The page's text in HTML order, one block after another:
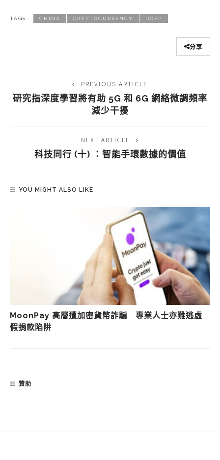
TAGS : CHINA CRYPTOCURRENCY DCEP
分享
PREVIOUS ARTICLE
研究指深度學習將有助 5G 和 6G 網絡微調頻率
減少干擾
NEXT ARTICLE
科技同行 (十) ：智能手環數據的價值
YOU MIGHT ALSO LIKE
MoonPay 高層遭加密貨幣詐騙 專業人士亦難逃虛
假捐款陷阱
贊助